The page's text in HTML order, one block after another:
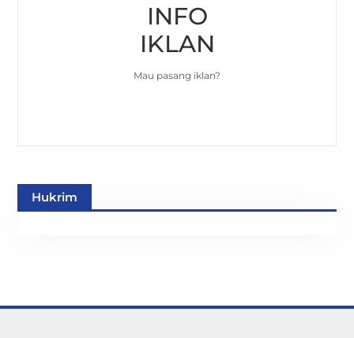
INFO
IKLAN
Mau pasang iklan?
Hukrim